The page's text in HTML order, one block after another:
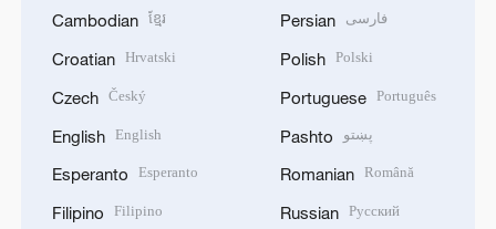
Cambodian ខ្មែរ
Croatian Hrvatski
Czech Český
English English
Esperanto Esperanto
Filipino Filipino
Persian فارسی
Polish Polski
Portuguese Português
Pashto پښتو
Romanian Română
Russian Русский